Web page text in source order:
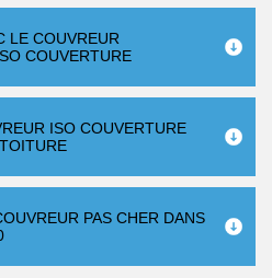
LE COUVREUR
COUVERTURE
ISO COUVERTURE
PAS CHER DANS